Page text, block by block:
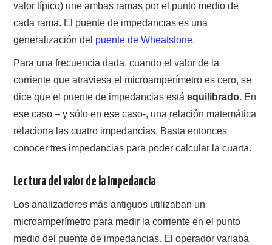
valor típico) une ambas ramas por el punto medio de
cada rama. El puente de impedancias es una
generalización del puente de Wheatstone.
Para una frecuencia dada, cuando el valor de la
corriente que atraviesa el microamperímetro es cero, se
dice que el puente de impedancias estáequilibrado. En
ese caso – y sólo en ese caso-, una relación matemática
relaciona las cuatro impedancias. Basta entonces
conocer tres impedancias para poder calcular la cuarta.
Lectura del valor de la impedancia
Los analizadores más antiguos utilizaban un
microamperímetro para medir la corriente en el punto
medio del puente de impedancias. El operador variaba